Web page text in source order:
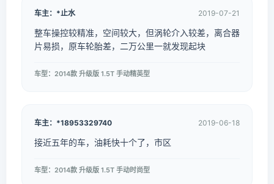
车主：*止水 2019-07-21
整车操控较精准，空间较大，但涡轮介入较差，离合器
片易损，原车轮胎差，二万公里一就发现起块
车型：2014款 升级版 1.5T 手动精英型
车主：*18953329740 2019-06-18
接近五年的车，油耗快十个了，市区
车型：2014款 升级版 1.5T 手动时尚型